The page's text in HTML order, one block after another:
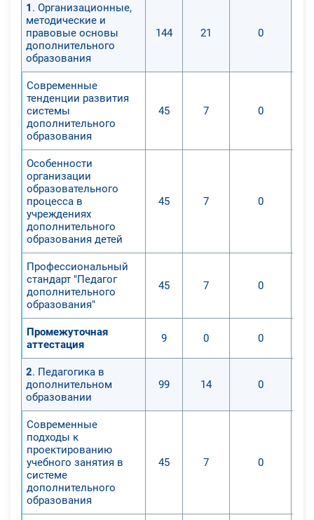
1 . Организационные,
методические и
правовые основы
дополнительного
образования
144 21 0
Современные
тенденции развития
системы
дополнительного
образования
45 7 0
Особенности
организации
образовательного
процесса в
учреждениях
дополнительного
образования детей
45 7 0
Профессиональный
стандарт "Педагог
дополнительного
образования"
45 7 0
Промежуточная
аттестация
9 0 0
2. Педагогика в
дополнительном
образовании
99 14 0
Современные
подходы к
проектированию
учебного занятия в
системе
дополнительного
образования
45 7 0